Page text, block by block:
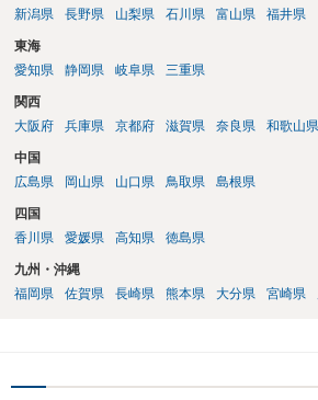
新潟県
長野県 山梨県 石川県 富山県 福井県
東海
愛知県
静岡県 岐阜県 三重県
関西
大阪府
兵庫県 京都府 滋賀県 奈良県 和歌山県
中国
広島県
岡山県 山口県 鳥取県 島根県
四国
香川県
愛媛県 高知県 徳島県
九州・沖縄
福岡県
佐賀県 長崎県 熊本県 大分県 宮崎県